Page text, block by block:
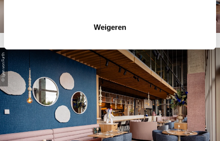
Weigeren
© Lyan von Furth